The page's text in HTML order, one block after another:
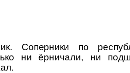
Соперники по
ни ёрничали, ни